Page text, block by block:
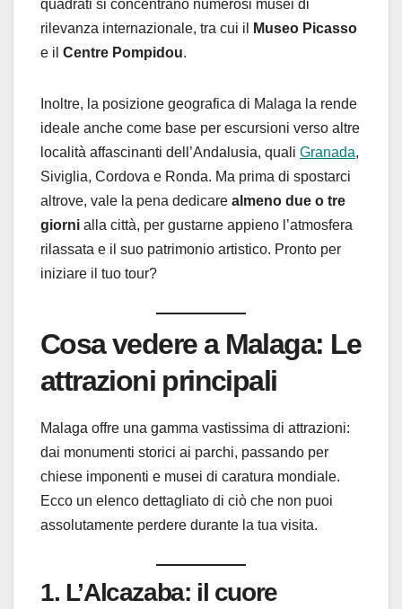
quadrati si concentrano numerosi musei di
rilevanza internazionale, tra cui il
Museo Picasso
e il Centre Pompidou.
Inoltre, la posizione geografica di Malaga la rende
ideale anche come base per escursioni verso altre
località affascinanti dell’Andalusia, quali Granada,
Siviglia, Cordova e Ronda. Ma prima di spostarci
altrove, vale la pena dedicare almeno due o tre
giorni alla città, per gustarne appieno l’atmosfera
rilassata e il suo patrimonio artistico. Pronto per
iniziare il tuo tour?
Cosa vedere a Malaga: Le
attrazioni principali
Malaga offre una gamma vastissima di attrazioni:
dai monumenti storici ai parchi, passando per
chiese imponenti e musei di caratura mondiale.
Ecco un elenco dettagliato di ciò che non puoi
assolutamente perdere durante la tua visita.
1. L’Alcazaba: il cuore